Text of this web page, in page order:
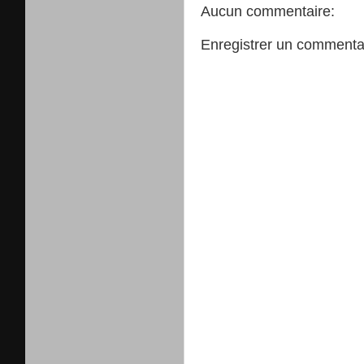
Aucun commentaire:
Enregistrer un